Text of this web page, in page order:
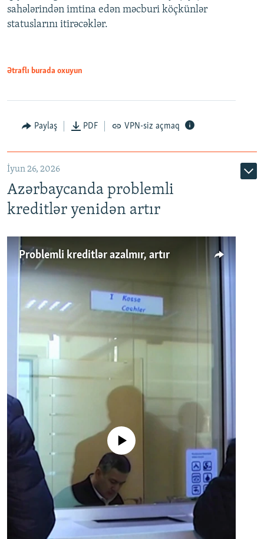
Auto 240p 360p 480p
720p 1080p
720p
sahələrindən imtina edən məcburi köçkünlər
statuslarını itirəcəklər.
Ətraflı burada oxuyun
Paylaş PDF VPN-siz açmaq
İyun 26, 2026
Azərbaycanda problemli
kreditlər yenidən artır
Problemli kreditlər azalmır, artır
No media source currently available